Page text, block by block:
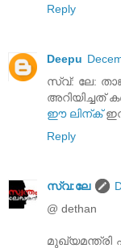
Reply
Deepu
സ്വ്: ലേ:
അറിയിച്ചത്
ഈ ലിന്ക്
Reply
സ്വ:ലേ
@ dethan
മുഖ്യമന്ത്രി